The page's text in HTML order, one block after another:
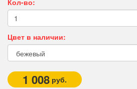
Цвет в наличии:
1 008 руб.